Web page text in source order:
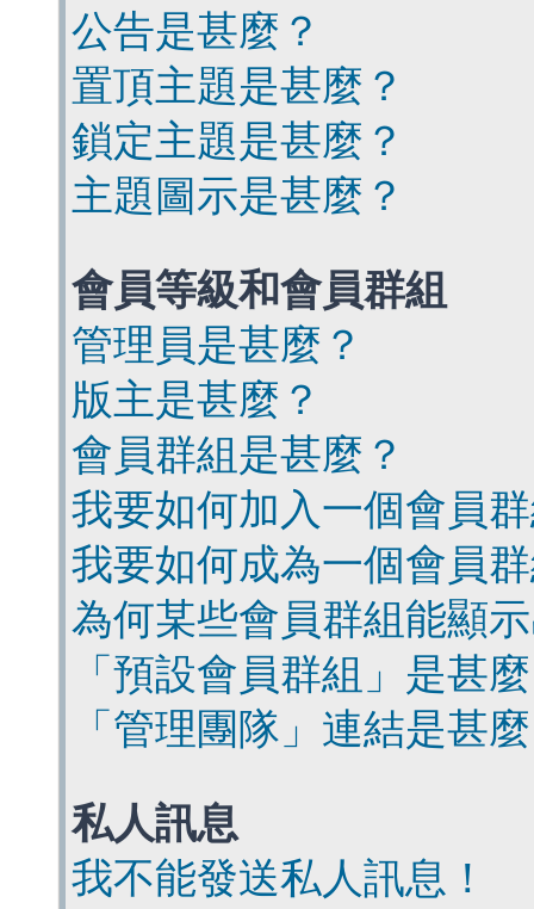
公告是甚麼？
置頂主題是甚麼？
鎖定主題是甚麼？
主題圖示是甚麼？
會員等級和會員群組
管理員是甚麼？
版主是甚麼？
會員群組是甚麼？
我要如何加入一個會員
我要如何成為一個會員
為何某些會員群組能顯
「預設會員群組」是甚
「管理團隊」連結是甚
私人訊息
我不能發送私人訊息！